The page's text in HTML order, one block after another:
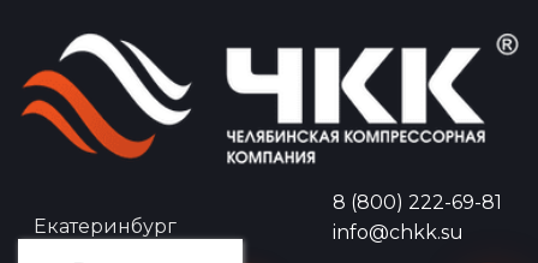
Екатеринбург
8 (800) 222-69-81
info@chkk.su